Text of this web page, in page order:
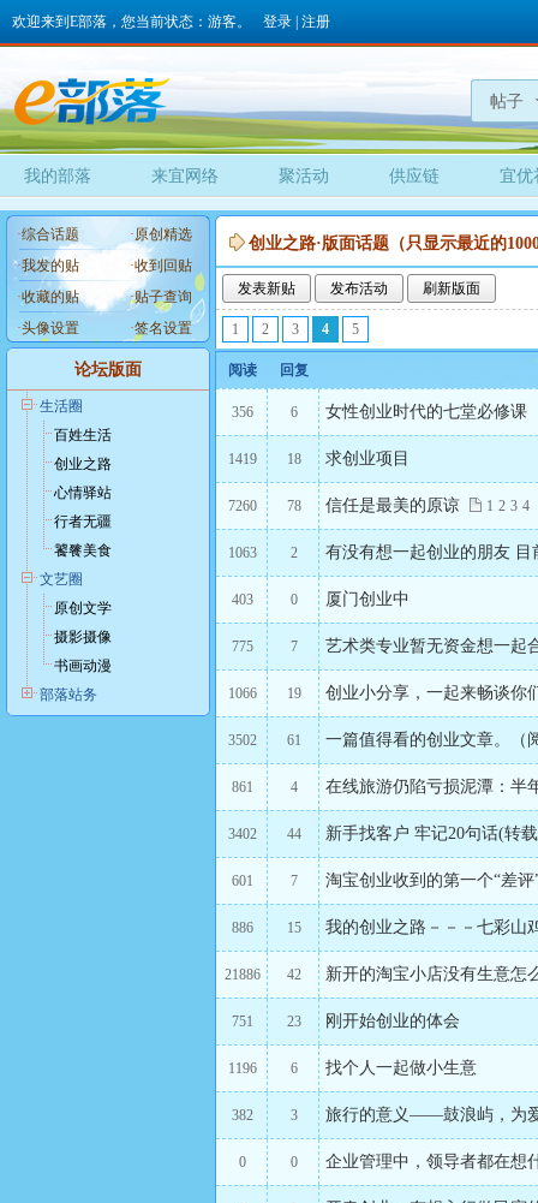
欢迎来到E部落，您当前状态：游客。 登录 注册
帖子
我的部落 来宜网络 聚活动 供应链 宜优
·综合话题 ·原创精选
·我发的贴 ·收到回贴
·收藏的贴 ·贴子查询
·头像设置 ·签名设置
论坛版面
生活圈
百姓生活
创业之路
心情驿站
行者无疆
饕餮美食
文艺圈
原创文学
摄影摄像
书画动漫
部落站务
创业之路·版面话题（只显示最近的
发表新贴 发布活动 刷新版面
1 2 3 4 5
阅读 回复
356 6 女性创业时代的七堂必修课
1419 18 求创业项目
7260 78 信任是最美的原谅 1 2 3 4
1063 2 有没有想一起创业的朋友 目
403 0 厦门创业中
775 7 艺术类专业暂无资金想一起
1066 19 创业小分享，一起来畅谈你
3502 61 一篇值得看的创业文章。（
861 4 在线旅游仍陷亏损泥潭：半
3402 44 新手找客户 牢记20句话(转
601 7 淘宝创业收到的第一个“差评
886 15 我的创业之路－－－七彩山
21886 42 新开的淘宝小店没有生意怎
751 23 刚开始创业的体会
1196 6 找个人一起做小生意
382 3 旅行的意义――鼓浪屿，为
0 0 企业管理中，领导者都在想